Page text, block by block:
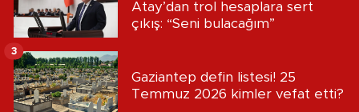
Atay’dan trol hesaplara sert
çıkış: “Seni bulacağım”
Gaziantep defin listesi! 25
Temmuz 2026 kimler vefat etti?
3